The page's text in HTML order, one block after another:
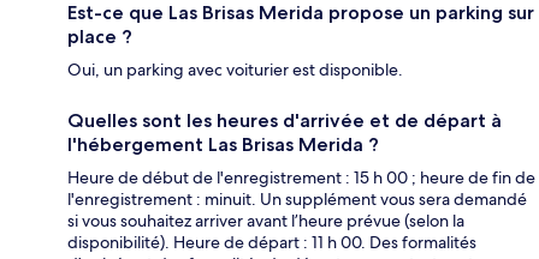
Est-ce que Las Brisas Merida propose un parking sur
place ?
Oui, un parking avec voiturier est disponible.
Quelles sont les heures d'arrivée et de départ à
l'hébergement Las Brisas Merida ?
Heure de début de l'enregistrement : 15 h 00 ; heure de fin de
l'enregistrement : minuit. Un supplément vous sera demandé
si vous souhaitez arriver avant l’heure prévue (selon la
disponibilité). Heure de départ : 11 h 00. Des formalités